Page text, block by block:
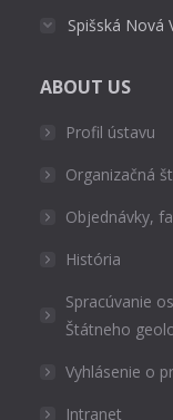
Spišská Nová
ABOUT US
Profil ústavu
Organizačná
Objednávky,
História
Spracúvanie
Štátneho
Vyhlásenie o
Intranet